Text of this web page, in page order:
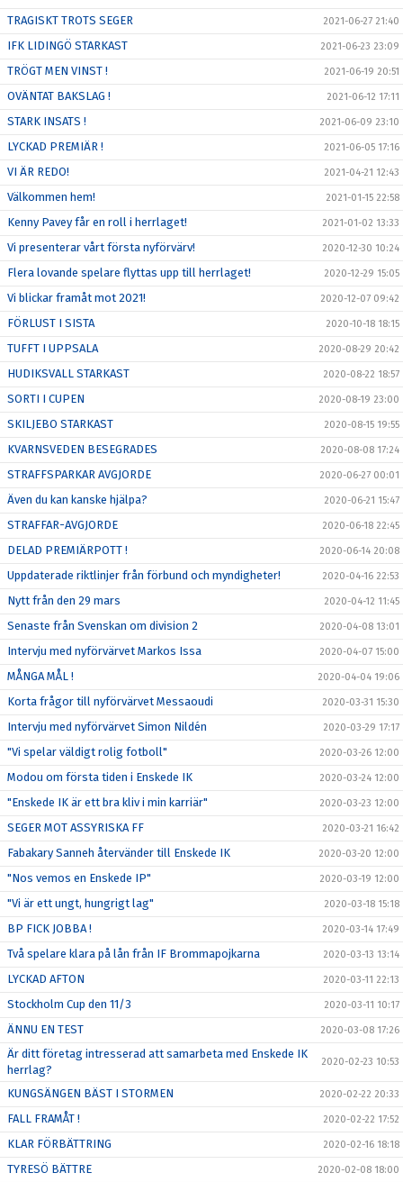
TRAGISKT TROTS SEGER 2021-06-27 21:40
IFK LIDINGÖ STARKAST 2021-06-23 23:09
TRÖGT MEN VINST ! 2021-06-19 20:51
OVÄNTAT BAKSLAG ! 2021-06-12 17:11
STARK INSATS ! 2021-06-09 23:10
LYCKAD PREMIÄR ! 2021-06-05 17:16
VI ÄR REDO! 2021-04-21 12:43
Välkommen hem! 2021-01-15 22:58
Kenny Pavey får en roll i herrlaget! 2021-01-02 13:33
Vi presenterar vårt första nyförvärv! 2020-12-30 10:24
Flera lovande spelare flyttas upp till herrlaget! 2020-12-29 15:05
Vi blickar framåt mot 2021! 2020-12-07 09:42
FÖRLUST I SISTA 2020-10-18 18:15
TUFFT I UPPSALA 2020-08-29 20:42
HUDIKSVALL STARKAST 2020-08-22 18:57
SORTI I CUPEN 2020-08-19 23:00
SKILJEBO STARKAST 2020-08-15 19:55
KVARNSVEDEN BESEGRADES 2020-08-08 17:24
STRAFFSPARKAR AVGJORDE 2020-06-27 00:01
Även du kan kanske hjälpa? 2020-06-21 15:47
STRAFFAR-AVGJORDE 2020-06-18 22:45
DELAD PREMIÄRPOTT ! 2020-06-14 20:08
Uppdaterade riktlinjer från förbund och myndigheter! 2020-04-16 22:53
Nytt från den 29 mars 2020-04-12 11:45
Senaste från Svenskan om division 2 2020-04-08 13:01
Intervju med nyförvärvet Markos Issa 2020-04-07 15:00
MÅNGA MÅL ! 2020-04-04 19:06
Korta frågor till nyförvärvet Messaoudi 2020-03-31 15:30
Intervju med nyförvärvet Simon Nildén 2020-03-29 17:17
"Vi spelar väldigt rolig fotboll" 2020-03-26 12:00
Modou om första tiden i Enskede IK 2020-03-24 12:00
"Enskede IK är ett bra kliv i min karriär" 2020-03-23 12:00
SEGER MOT ASSYRISKA FF 2020-03-21 16:42
Fabakary Sanneh återvänder till Enskede IK 2020-03-20 12:00
"Nos vemos en Enskede IP" 2020-03-19 12:00
"Vi är ett ungt, hungrigt lag" 2020-03-18 15:18
BP FICK JOBBA ! 2020-03-14 17:49
Två spelare klara på lån från IF Brommapojkarna 2020-03-13 13:14
LYCKAD AFTON 2020-03-11 22:13
Stockholm Cup den 11/3 2020-03-11 10:17
ÄNNU EN TEST 2020-03-08 17:26
Är ditt företag intresserad att samarbeta med Enskede IK
herrlag?
2020-02-23 10:53
KUNGSÄNGEN BÄST I STORMEN 2020-02-22 20:33
FALL FRAMÅT ! 2020-02-22 17:52
KLAR FÖRBÄTTRING 2020-02-16 18:18
TYRESÖ BÄTTRE 2020-02-08 18:00